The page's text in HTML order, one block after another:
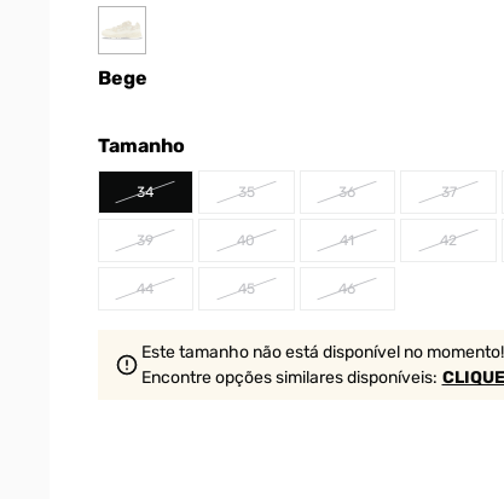
Bege
Tamanho
34 35 36 37
39 40 41 42
44 45 46
Este tamanho não está disponível no momento!
Encontre opções similaresdisponíveis: